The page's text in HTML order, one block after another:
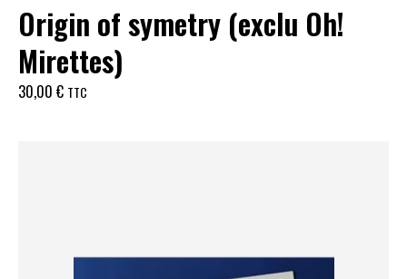
Origin of symetry (exclu Oh!
Mirettes)
30,00 € TTC